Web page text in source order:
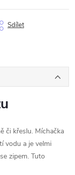
Sdílet
či křeslu. Míchačka
vodu a je velmi
zipem. Tuto